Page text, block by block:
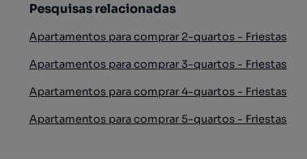
Pesquisas relacionadas
Apartamentos para comprar 2-quartos - Friestas
Apartamentos para comprar 3-quartos - Friestas
Apartamentos para comprar 4-quartos - Friestas
Apartamentos para comprar 5-quartos - Friestas